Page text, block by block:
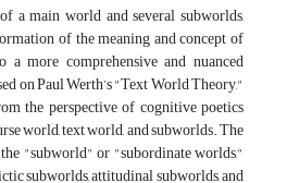
a main world and several subworlds,
of the meaning and concept of
more comprehensive and nuanced
on Paul Werth’s "Text World Theory,"
the perspective of cognitive poetics
world, text world, and subworlds. The
"subworld" or "subordinate worlds,"
subworlds, attitudinal subworlds, and